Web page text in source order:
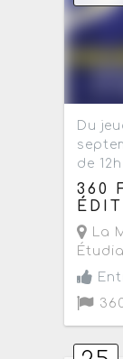
Du
de
360
La